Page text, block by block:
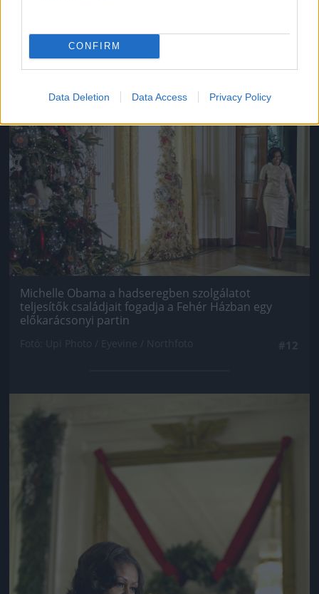
CONFIRM
Data Deletion Data Access Privacy Policy
Michelle Obama a hadseregben szolgálatot
teljesítők családjait fogadja a Fehér Házban egy
előkarácsonyi partin
Jön még kép!